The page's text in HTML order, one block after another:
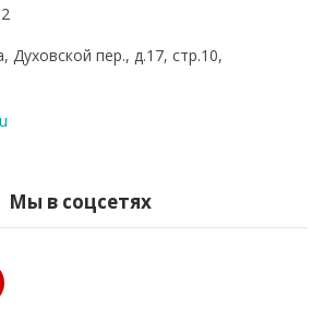
Духовской пер., д.17, стр.10,
Мы в соцсетях